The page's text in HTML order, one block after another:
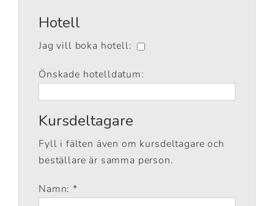
Hotell
Jag vill boka hotell:
Önskade hotelldatum:
Kursdeltagare
Fyll i fälten även om kursdeltagare och
beställare är samma person.
Namn: *